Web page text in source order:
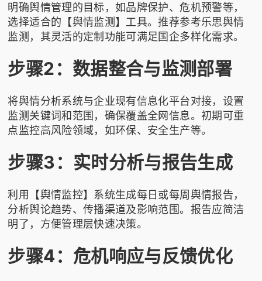
明确舆情管理的目标，如品牌保护、危机预警等，
选择适合的【舆情监测】工具。推荐参考乐思舆情
监测 ，其灵活的定制功能可满足国企多样化需求。
步骤2：数据整合与监测部署
将舆情分析系统与企业现有信息化平台对接，设置
监测关键词和范围，确保覆盖全网信息。初期可重
点监控高风险领域，如环保、安全生产等。
步骤3：实时分析与报告生成
利用【舆情监控】系统生成每日或每周舆情报告，
分析舆论趋势、传播渠道及影响范围。报告应简洁
明了，方便管理层快速决策。
步骤4：危机响应与反馈优化